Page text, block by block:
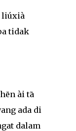
liúxià
tidak
ài tā
ada di
dalam